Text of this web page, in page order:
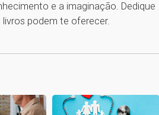
e a imaginação. Dedique
podem te oferecer.